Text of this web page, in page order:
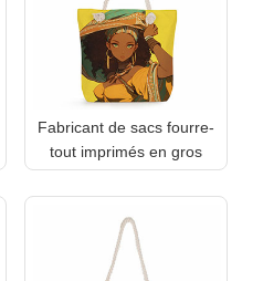
Fabricant de sacs fourre-
tout imprimés en gros